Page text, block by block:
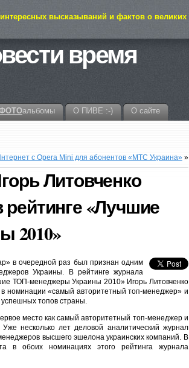
высказываний и фактов о великих
время
альбомы О ПИВЕ :-) О сайте
с Opera Mini для абонентов «МТС Украина»»
Литовченко
«Лучшие
2010»
в очередной раз был признан одним
Украины. В рейтинге журнала
ТОП-менеджеры Украины 2010» Игорь Литовченко
номинации «самый авторитетный топ-менеджер» и
топов страны.
место как самый авторитетный топ-менеджер и
несколько лет деловой аналитический журнал
высшего эшелона украинских компаний. В
в обоих номинациях этого рейтинга журнала